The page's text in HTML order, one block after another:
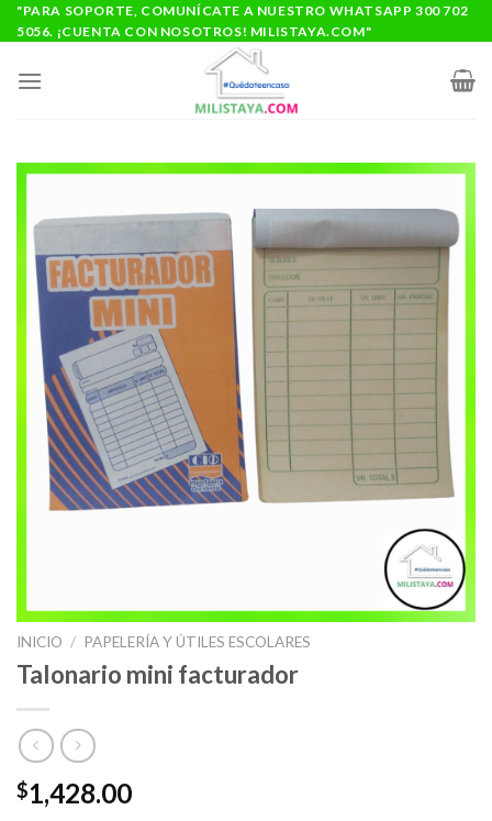
Saltar
al
"PARA SOPORTE, COMUNÍCATE A NUESTRO WHATSAPP 300 702
5056. ¡CUENTA CON NOSOTROS! MILISTAYA.COM"
INICIO / PAPELERÍA Y ÚTILES ESCOLARES
Talonario mini facturador
$1,428.00